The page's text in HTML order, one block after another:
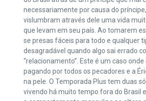
necessariamente por causa do
vislumbram através dele uma vida
que levam em seu país. Ao tomarem
se presas fáceis para todo e qualquer
desagradável quando algo sai errado
“relacionamento”. Este é um caso
pagando por todos os pecadores e a
na pele. O Temporada Plus tem duas
vivendo há muito tempo fora do Brasil